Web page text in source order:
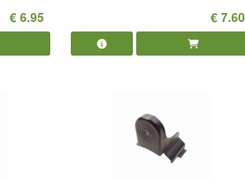
€ 6.95 € 7.60